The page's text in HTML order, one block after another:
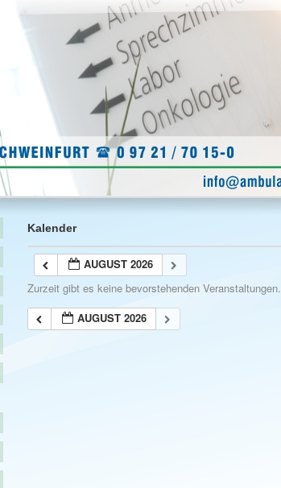
Kalender
AUGUST 2026
Zurzeit gibt es keine bevorstehenden Veranstaltungen.
AUGUST 2026